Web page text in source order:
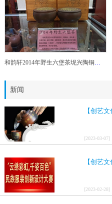
和韵轩2014年野生六堡茶坭兴陶铜鼓茶罐
新闻
【创艺
[2023-03-07]
【创艺
[2023-02-28]